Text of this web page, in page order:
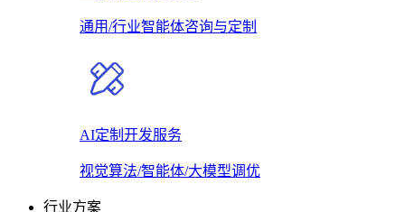
通用/行业智能体咨询与定制
AI定制开发服务
视觉算法/智能体/大模型调优
行业方案